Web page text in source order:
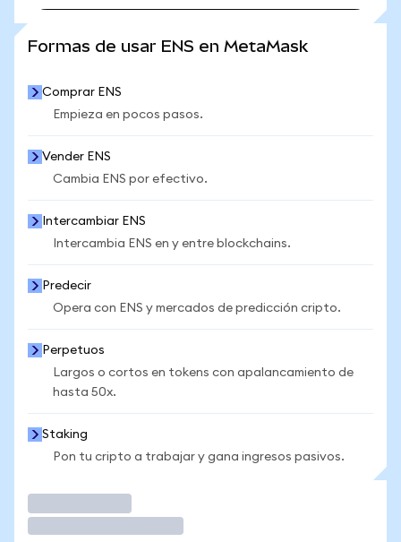
Formas de usar ENS en MetaMask
Comprar ENS
Empieza en pocos pasos.
Vender ENS
Cambia ENS por efectivo.
Intercambiar ENS
Intercambia ENS en y entre blockchains.
Predecir
Opera con ENS y mercados de predicción cripto.
Perpetuos
Largos o cortos en tokens con apalancamiento de
hasta 50x.
Staking
Pon tu cripto a trabajar y gana ingresos pasivos.